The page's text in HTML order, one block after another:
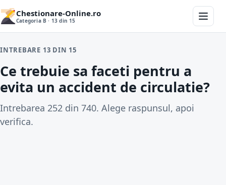
Chestionare-Online.ro
Categoria B · 13 din 15
INTREBARE 13 DIN 15
Ce trebuie sa faceti pentru a
evita un accident de circulatie?
Intrebarea 252 din 740. Alege raspunsul, apoi
verifica.